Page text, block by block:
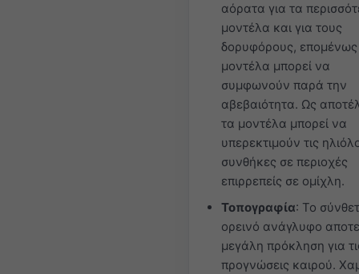
αόρατα για τα
μοντέλα και για τους
δορυφόρους,
μοντέλα μπορεί να
συμφωνούν παρά την
αβεβαιότητα. Ως
τα μοντέλα μπορεί να
υπερεκτιμούν τις
συνθήκες σε περιοχές
επιρρεπείς σε ομίχλη.
Τοπογραφία: Το
ορεινό ανάγλυφο
μεγάλη πρόκληση για
προγνώσεις καιρού.